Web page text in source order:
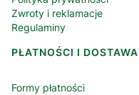
Zwroty i reklamacje
Regulaminy
PŁATNOŚCI I DOSTAWA
Formy płatności